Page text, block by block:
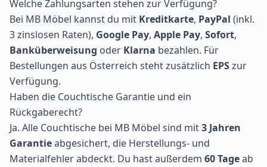
Welche Zahlungsarten stehen zur Verfügung?
Bei MB Möbel kannst du mit Kreditkarte, PayPal (inkl.
3 zinslosen Raten), Google Pay, Apple Pay, Sofort,
Banküberweisung oder Klarna bezahlen. Für
Bestellungen aus Österreich steht zusätzlich EPSzur
Verfügung.
Haben die Couchtische Garantie und ein
Rückgaberecht?
Ja. Alle Couchtische bei MB Möbel sind mit3 Jahren
Garantieabgesichert, die Herstellungs- und
Materialfehler abdeckt. Du hast außerdem 60 Tageab